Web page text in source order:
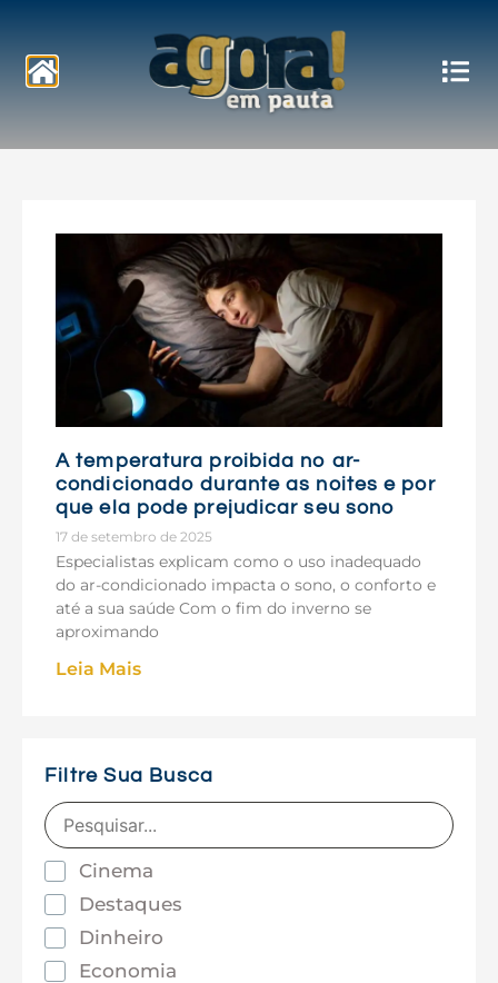
Notícias
A temperatura proibida no ar-
condicionado durante as noites e por
que ela pode prejudicar seu sono
17 de setembro de 2025
Especialistas explicam como o uso inadequado
do ar-condicionado impacta o sono, o conforto e
até a sua saúde Com o fim do inverno se
aproximando
Leia Mais
Filtre Sua Busca
Cinema
Destaques
Dinheiro
Economia